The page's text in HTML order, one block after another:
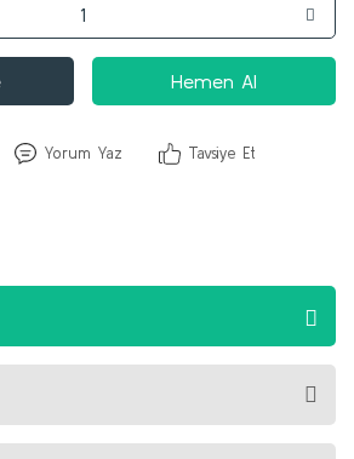
Hemen Al
Yorum Yaz Tavsiye Et